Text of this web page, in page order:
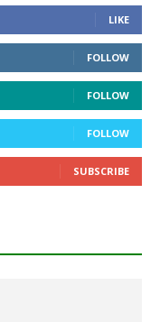
LIKE
FOLLOW
FOLLOW
FOLLOW
SUBSCRIBE